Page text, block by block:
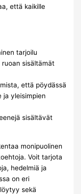
että kaikille
tarjoilu
sisältämät
että pöydässä
ja yleisimpien
sisältävät
monipuolinen
Voit tarjota
hedelmiä ja
on eri
sekä